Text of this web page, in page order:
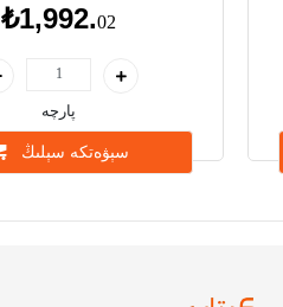
₺1,992.02
پارچە
سېۋەتكە سېلىڭ